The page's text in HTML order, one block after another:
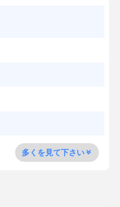
多くを見て下さい